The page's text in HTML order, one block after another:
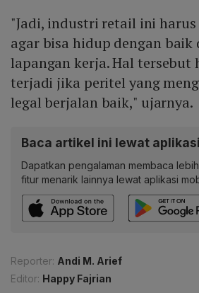
"Jadi, industri retail ini
agar bisa hidup dengan baik
lapangan kerja. Hal tersebut
terjadi jika peritel yang
legal berjalan baik," ujarnya.
Baca artikel ini lewat
Dapatkan pengalaman membaca
fitur menarik lainnya lewat aplikasi
Reporter: Andi M. Arief
Editor: Happy Fajrian